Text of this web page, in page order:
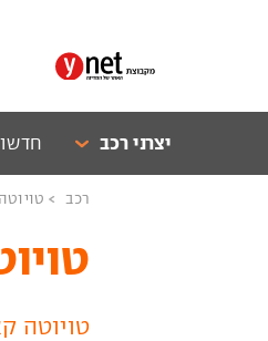
יצרני רכב
רכב טויוטה
טויוטה